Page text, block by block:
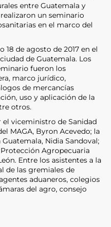
entre Guatemala y
realizaron un seminario
en el marco del
18 de agosto de 2017 en el
de Guatemala. Los
fueron los
marco jurídico,
de mercancías
uso y aplicación de la
otros.
viceministro de Sanidad
MAGA, Byron Acevedo; la
Nidia Sandoval;
Agropecuaria
Entre los asistentes a la
de las gremiales de
aduaneros, colegios
del agro, consejo